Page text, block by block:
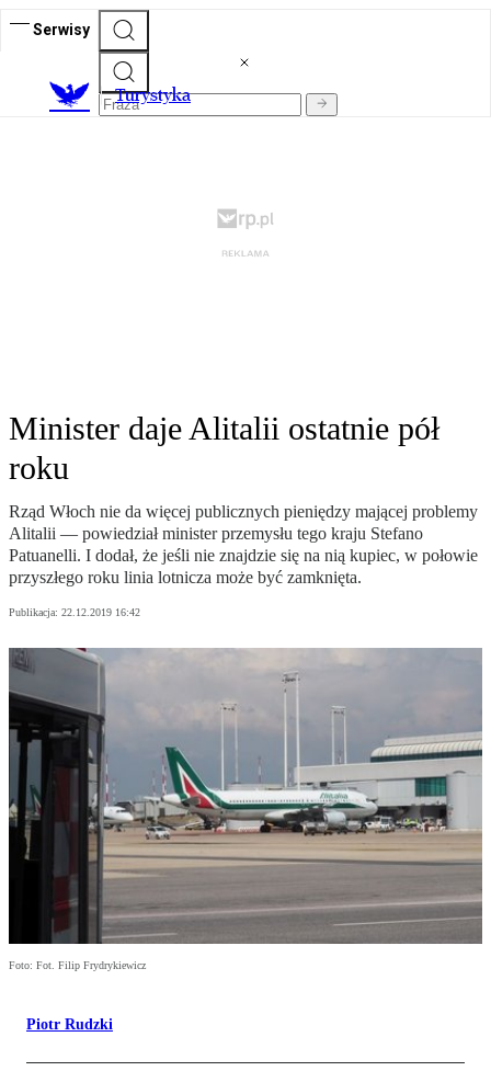
Serwisy
Turystyka
Minister daje Alitalii ostatnie pół
roku
Rząd Włoch nie da więcej publicznych pieniędzy mającej problemy
Alitalii — powiedział minister przemysłu tego kraju Stefano
Patuanelli. I dodał, że jeśli nie znajdzie się na nią kupiec, w połowie
przyszłego roku linia lotnicza może być zamknięta.
Publikacja: 22.12.2019 16:42
Foto: Fot. Filip Frydrykiewicz
Piotr Rudzki